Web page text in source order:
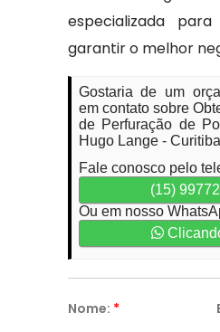
especializada
garantir o melhor
Gostaria de um
em contato sobre
de Perfuração de
Hugo Lange -
Fale conosco pelo
(15)
Ou em nosso
Nome: *